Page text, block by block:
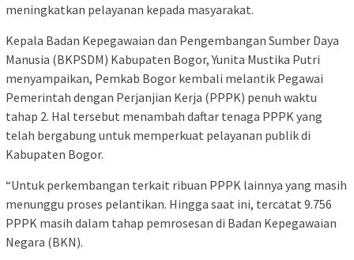
meningkatkan pelayanan kepada masyarakat.
Kepala Badan Kepegawaian dan Pengembangan Sumber Daya
Manusia (BKPSDM) Kabupaten Bogor, Yunita Mustika Putri
menyampaikan, Pemkab Bogor kembali melantik Pegawai
Pemerintah dengan Perjanjian Kerja (PPPK) penuh waktu
tahap 2. Hal tersebut menambah daftar tenaga PPPK yang
telah bergabung untuk memperkuat pelayanan publik di
Kabupaten Bogor.
“Untuk perkembangan terkait ribuan PPPK lainnya yang masih
menunggu proses pelantikan. Hingga saat ini, tercatat 9.756
PPPK masih dalam tahap pemrosesan di Badan Kepegawaian
Negara (BKN).